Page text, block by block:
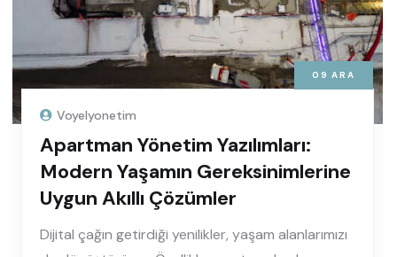
09 ARA
Voyelyonetim
Apartman Yönetim Yazılımları:
Modern Yaşamın Gereksinimlerine
Uygun Akıllı Çözümler
Dijital çağın getirdiği yenilikler, yaşam alanlarımızı